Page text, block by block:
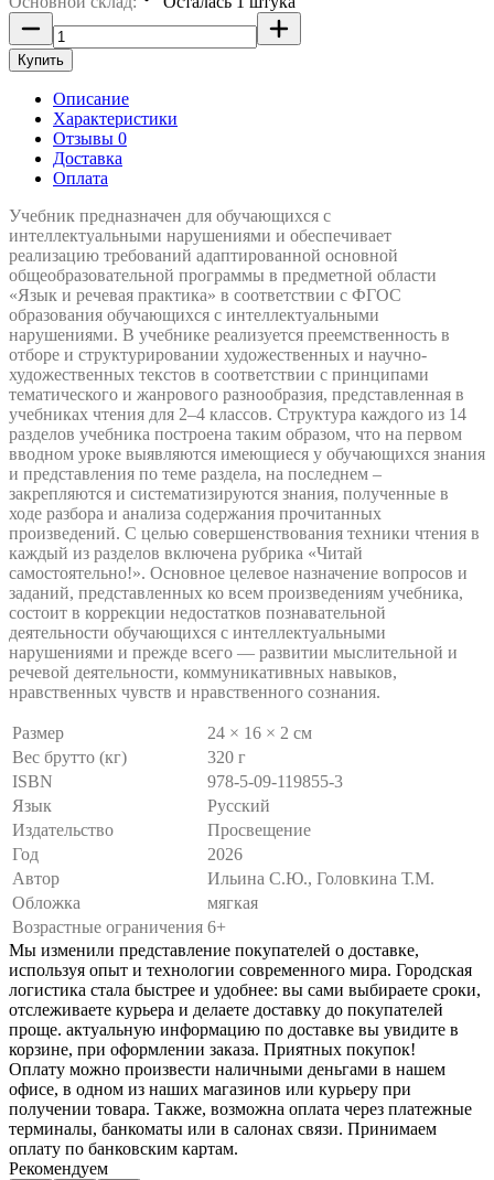
Купить
Описание
Характеристики
Отзывы 0
Доставка
Оплата
Учебник предназначен для обучающихся с
интеллектуальными нарушениями и обеспечивает
реализацию требований адаптированной основной
общеобразовательной программы в предметной области
«Язык и речевая практика» в соответствии с ФГОС
образования обучающихся с интеллектуальными
нарушениями. В учебнике реализуется преемственность в
отборе и структурировании художественных и научно-
художественных текстов в соответствии с принципами
тематического и жанрового разнообразия, представленная в
учебниках чтения для 2–4 классов. Структура каждого из 14
разделов учебника построена таким образом, что на первом
вводном уроке выявляются имеющиеся у обучающихся знания
и представления по теме раздела, на последнем –
закрепляются и систематизируются знания, полученные в
ходе разбора и анализа содержания прочитанных
произведений. С целью совершенствования техники чтения в
каждый из разделов включена рубрика «Читай
самостоятельно!». Основное целевое назначение вопросов и
заданий, представленных ко всем произведениям учебника,
состоит в коррекции недостатков познавательной
деятельности обучающихся с интеллектуальными
нарушениями и прежде всего — развитии мыслительной и
речевой деятельности, коммуникативных навыков,
нравственных чувств и нравственного сознания.
Размер
24 × 16 × 2 см
Вес брутто (кг)
320 г
ISBN
978-5-09-119855-3
Язык
Русский
Издательство
Просвещение
Год
2026
Автор
Ильина С.Ю., Головкина Т.М.
Обложка
мягкая
Возрастные ограничения 6+
Мы изменили представление покупателей о доставке,
используя опыт и технологии современного мира. Городская
логистика стала быстрее и удобнее: вы сами выбираете сроки,
отслеживаете курьера и делаете доставку до покупателей
проще. актуальную информацию по доставке вы увидите в
корзине, при оформлении заказа. Приятных покупок!
Оплату можно произвести наличными деньгами в нашем
офисе, в одном из наших магазинов или курьеру при
получении товара. Также, возможна оплата через платежные
терминалы, банкоматы или в салонах связи. Принимаем
оплату по банковским картам.
Рекомендуем